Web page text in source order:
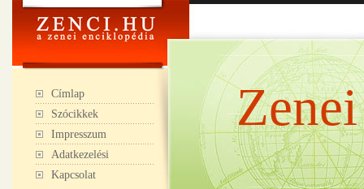
Címlap
Szócikkek
Impresszum
Adatkezelési
Kapcsolat